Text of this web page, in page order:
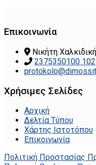
Επικοινωνία
Νικήτη
2375350100 102
Χρήσιμες Σελίδες
Αρχική
Δελτία Τύπου
Χάρτης Ιστοτόπου
Επικοινωνία
Πολιτική Προστασίας